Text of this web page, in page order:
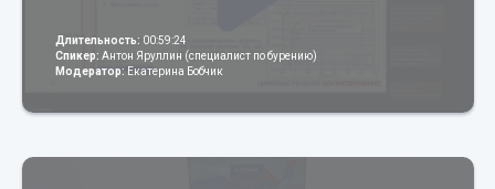
Длительность: 00:59:24
Спикер: Антон Яруллин (специалист по бурению)
Модератор: Екатерина Бобчик